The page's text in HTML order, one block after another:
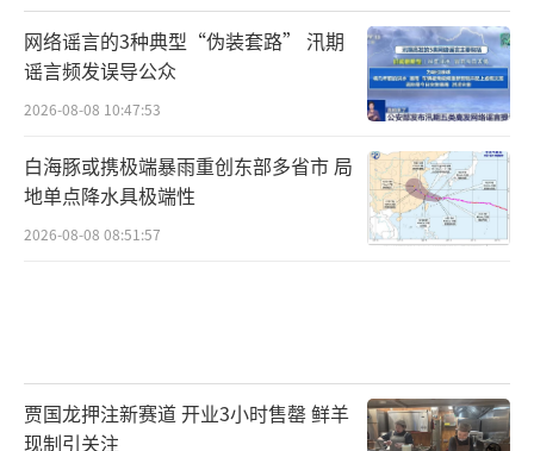
网络谣言的3种典型“伪装套路” 汛期
谣言频发误导公众
2026-08-08 10:47:53
白海豚或携极端暴雨重创东部多省市 局
地单点降水具极端性
2026-08-08 08:51:57
贾国龙押注新赛道 开业3小时售罄 鲜羊
现制引关注